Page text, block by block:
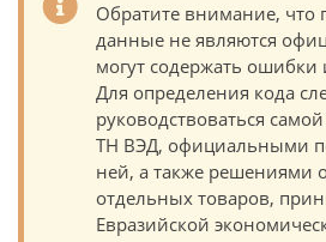
Обратите внимание, что
данные не являются
могут содержать ошибки
Для определения кода
руководствоваться
ТН ВЭД, официальными
ней, а также решениями
отдельных товаров,
Евразийской